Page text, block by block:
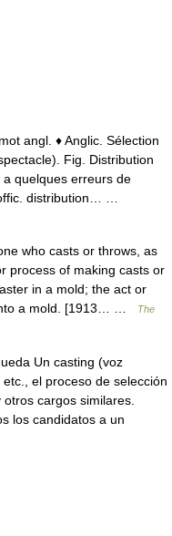
angl. ♦ Anglic. Sélection
Fig. Distribution
quelques erreurs de
distribution… …
who casts or throws, as
process of making casts or
in a mold; the act or
a mold. [1913… …
The
Un casting (voz
el proceso de selección
cargos similares.
los candidatos a un